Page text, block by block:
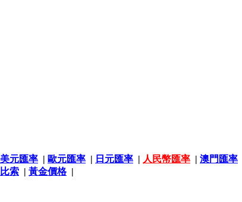
美元匯率 | 歐元匯率 | 日元匯率 | 人民幣匯率 | 澳門匯率
比索 | 黃金價格|